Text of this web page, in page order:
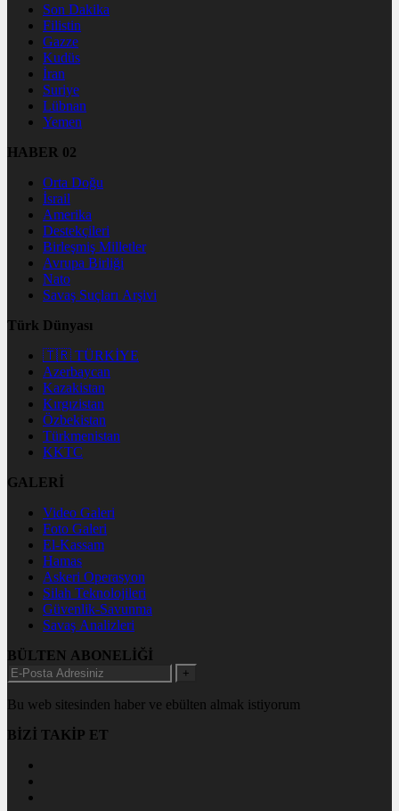
Son Dakika
Filistin
Gazze
Kudüs
İran
Suriye
Lübnan
Yemen
HABER 02
Orta Doğu
İsrail
Amerika
Destekçileri
Birleşmiş Milletler
Avrupa Birliği
Nato
Savaş Suçları Arşivi
Türk Dünyası
🇹🇷 TÜRKİYE
Azerbaycan
Kazakistan
Kırgızistan
Özbekistan
Türkmenistan
KKTC
GALERİ
Video Galeri
Foto Galeri
El-Kassam
Hamas
Askeri Operasyon
Silah Teknolojileri
Güvenlik-Savunma
Savaş Analizleri
BÜLTEN ABONELİĞİ
+
Bu web sitesinden haber ve ebülten almak istiyorum
BİZİ TAKİP ET